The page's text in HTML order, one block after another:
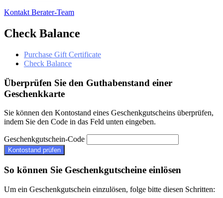
Kontakt Berater-Team
Check Balance
Purchase Gift Certificate
Check Balance
Überprüfen Sie den Guthabenstand einer
Geschenkkarte
Sie können den Kontostand eines Geschenkgutscheins überprüfen,
indem Sie den Code in das Feld unten eingeben.
Geschenkgutschein-Code
Kontostand prüfen
So können Sie Geschenkgutscheine einlösen
Um ein Geschenkgutschein einzulösen, folge bitte diesen Schritten: